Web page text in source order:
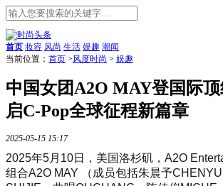
首页 妆容 风尚 生活 娱趣 潮闻
当前位置： 首页 >风度时尚 > 娱趣
中国女团A2O MAY登国际
启C-Pop全球征程新篇章
2025-05-15 15:17
2025年5月10日，美国洛杉矶，A2O
组合A2O MAY （成员包括朱晨予